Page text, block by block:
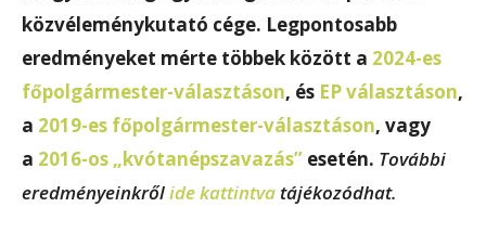
közvéleménykutató cége. Legpontosabb
eredményeket mérte többek között a 2024-es
főpolgármester-választáson, és EP választáson,
a 2019-es főpolgármester-választáson, vagy
a 2016-os „kvótanépszavazás” esetén. További
eredményeinkrőlide kattintva tájékozódhat.